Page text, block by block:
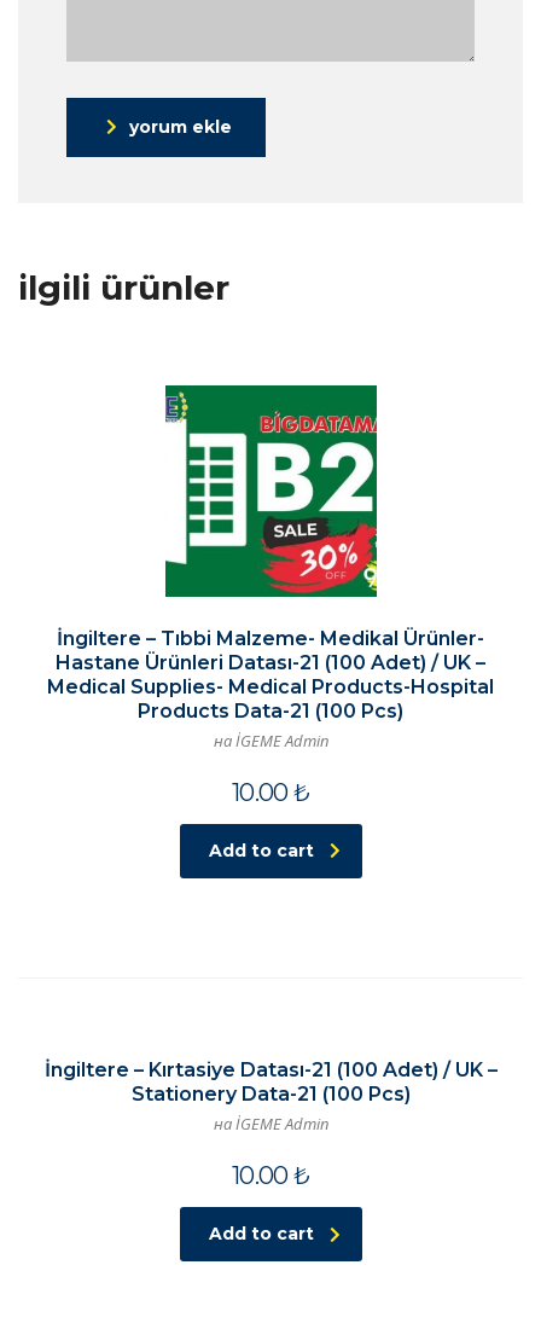
yorum ekle
ilgili ürünler
İngiltere – Tıbbi Malzeme- Medikal Ürünler-
Hastane Ürünleri Datası-21 (100 Adet) / UK –
Medical Supplies- Medical Products-Hospital
Products Data-21 (100 Pcs)
на İGEME Admin
10.00₺
Add to cart
İngiltere – Kırtasiye Datası-21 (100 Adet) / UK –
Stationery Data-21 (100 Pcs)
на İGEME Admin
10.00₺
Add to cart